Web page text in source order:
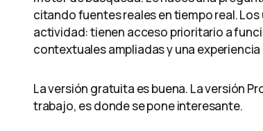
citando fuentes reales en tiempo real.
actividad: tienen acceso prioritario a
contextuales ampliadas y una
La versión gratuita es buena. La versión
trabajo, es donde se pone interesante.